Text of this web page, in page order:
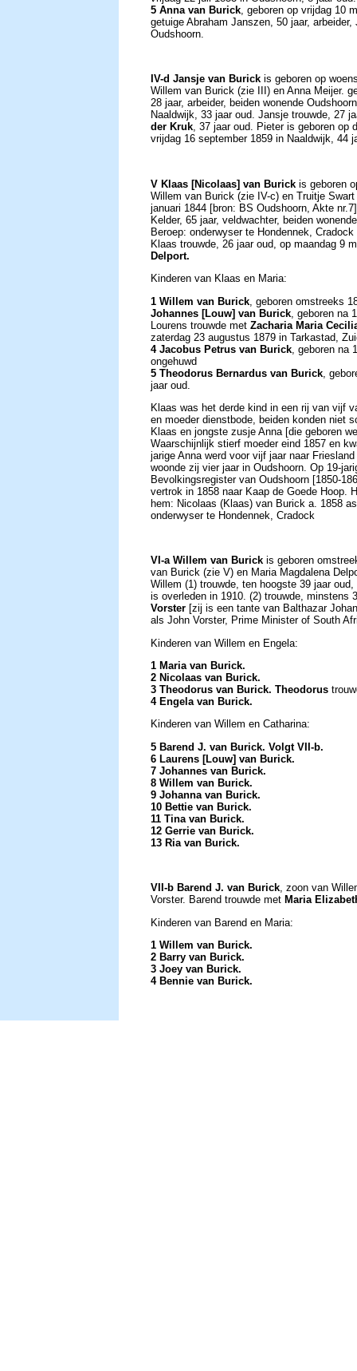
5 Anna van Burick , geboren op vrijdag 10
getuige Abraham Janszen, 50 jaar,
Oudshoorn.
IV-d Jansje van Burick is geboren op
Willem van Burick (zie III) en Anna Meijer.
28 jaar, arbeider, beiden wonende
Naaldwijk, 33 jaar oud. Jansje trouwde, 27
der Kruk, 37 jaar oud. Pieter is geboren op
vrijdag 16 september 1859 in Naaldwijk, 44
V Klaas [Nicolaas] van Burick is geboren
Willem van Burick (zie IV-c) en Truitje
januari 1844 [bron: BS Oudshoorn, Akte
Kelder, 65 jaar, veldwachter, beiden
Beroep: onderwyser te Hondennek, Cradock
Klaas trouwde, 26 jaar oud, op maandag 9
Delport.
Kinderen van Klaas en Maria:
1 Willem van Burick , geboren omstreeks
Johannes [Louw] van Burick , geboren na
Lourens trouwde met Zacharia Maria
zaterdag 23 augustus 1879 in Tarkastad,
4 Jacobus Petrus van Burick , geboren
ongehuwd
5 Theodorus Bernardus van Burick ,
jaar oud.
Klaas was het derde kind in een rij van vijf
en moeder dienstbode, beiden konden niet
Klaas en jongste zusje Anna [die geboren
Waarschijnlijk stierf moeder eind 1857 en
jarige Anna werd voor vijf jaar naar
woonde zij vier jaar in Oudshoorn. Op 19-
Bevolkingsregister van Oudshoorn [1850-
vertrok in 1858 naar Kaap de Goede Hoop.
hem: Nicolaas (Klaas) van Burick a. 1858
onderwyser te Hondennek, Cradock
VI-a Willem van Burick is geboren
van Burick (zie V) en Maria Magdalena
Willem (1) trouwde, ten hoogste 39 jaar
is overleden in 1910. (2) trouwde, minstens
Vorster [zij is een tante van Balthazar
als John Vorster, Prime Minister of South
Kinderen van Willem en Engela:
1 Maria van Burick.
2 Nicolaas van Burick.
3 Theodorus van Burick. Theodorus
4 Engela van Burick.
Kinderen van Willem en Catharina:
5 Barend J. van Burick. Volgt VII-b.
6 Laurens [Louw] van Burick.
7 Johannes van Burick.
8 Willem van Burick.
9 Johanna van Burick.
10 Bettie van Burick.
11 Tina van Burick.
12 Gerrie van Burick.
13 Ria van Burick.
VII-b Barend J. van Burick, zoon van
Vorster. Barend trouwde met Maria
Kinderen van Barend en Maria:
1 Willem van Burick.
2 Barry van Burick.
3 Joey van Burick.
4 Bennie van Burick.